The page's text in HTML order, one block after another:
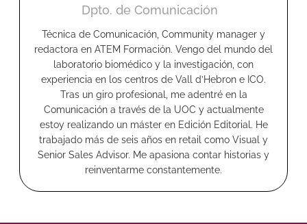
Dpto. de Comunicación
Técnica de Comunicación, Community manager y
redactora en ATEM Formación. Vengo del mundo del
laboratorio biomédico y la investigación, con
experiencia en los centros de Vall d’Hebron e ICO.
Tras un giro profesional, me adentré en la
Comunicación a través de la UOC y actualmente
estoy realizando un máster en Edición Editorial. He
trabajado más de seis años en retail como Visual y
Senior Sales Advisor. Me apasiona contar historias y
reinventarme constantemente.